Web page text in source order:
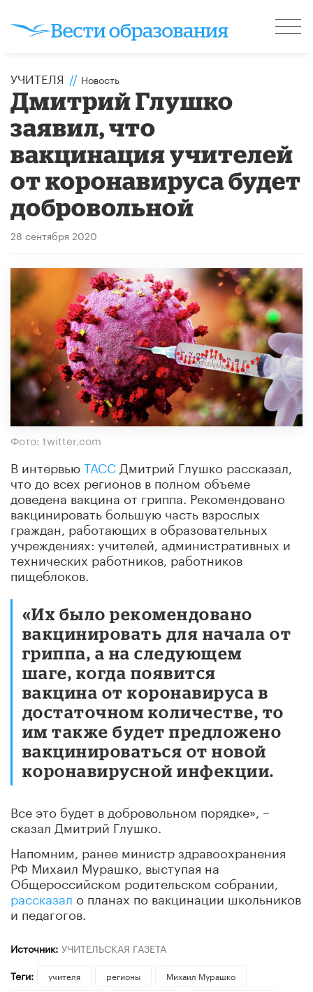
УЧИТЕЛЯ // Новость
Дмитрий Глушко
заявил, что
вакцинация учителей
от коронавируса будет
добровольной
28 сентября 2020
Фото: twitter.com
В интервьюТАСС Дмитрий Глушко рассказал,
что до всех регионов в полном объеме
доведена вакцина от гриппа. Рекомендовано
вакцинировать большую часть взрослых
граждан, работающих в образовательных
учреждениях: учителей, административных и
технических работников, работников
пищеблоков.
«Их было рекомендовано
вакцинировать для начала от
гриппа, а на следующем
шаге, когда появится
вакцина от коронавируса в
достаточном количестве, то
им также будет предложено
вакцинироваться от новой
коронавирусной инфекции.
Все это будет в добровольном порядке», –
сказал Дмитрий Глушко.
Напомним, ранее министр здравоохранения
РФ Михаил Мурашко, выступая на
Общероссийском родительском собрании,
рассказал о планах по вакцинации школьников
и педагогов.
Источник: УЧИТЕЛЬСКАЯ ГАЗЕТА
Теги:
учителя регионы
Михаил Мурашко